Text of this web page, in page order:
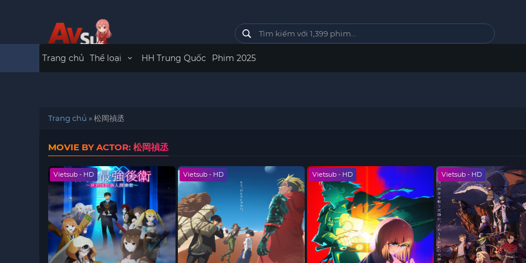
Trang chủ Thể loại HH Trung Quốc Phim 2025
Trang chủ »松岡禎丞
MOVIE BY ACTOR: 松岡禎丞
Vietsub - HD Vietsub - HD Vietsub - HD Vietsub - HD